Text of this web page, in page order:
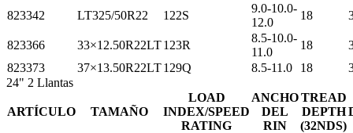
823342 LT325/50R22 122S
9.0-10.0-
12.0
18
823366 33×12.50R22LT123R
8.5-10.0-
11.0
18
823373
37×13.50R22LT129Q 8.5-11.0 18
24" 2 Llantas
ARTÍCULO TAMAÑO
LOAD
INDEX/SPEED
RATING
ANCHO
DEL
RIN
TREAD
DEPTH
(32NDS)